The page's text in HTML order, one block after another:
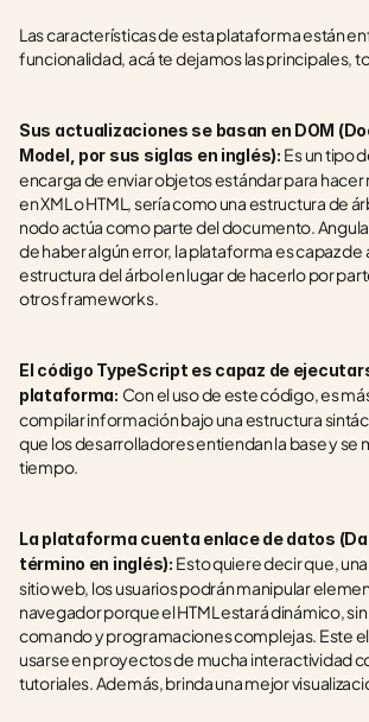
Las características de esta plataforma están
funcionalidad, acá te dejamos las principales,
Sus actualizaciones se basan en DOM
Model, por sus siglas en inglés): Es un tipo
encarga de enviar objetos estándar para
en XML o HTML, sería como una estructura de
nodo actúa como parte del documento.
de haber algún error, la plataforma es capaz de
estructura del árbol en lugar de hacerlo por
otros frameworks.
El código TypeScript es capaz de
plataforma: Con el uso de este código, es
compilar información bajo una estructura
que los desarrolladores entiendan la base y se
tiempo.
La plataforma cuenta enlace de datos
término en inglés): Esto quiere decir que,
sitio web, los usuarios podrán manipular
navegador porque el HTML estará dinámico,
comando y programaciones complejas. Este
usarse en proyectos de mucha interactividad
tutoriales. Además, brinda una mejor